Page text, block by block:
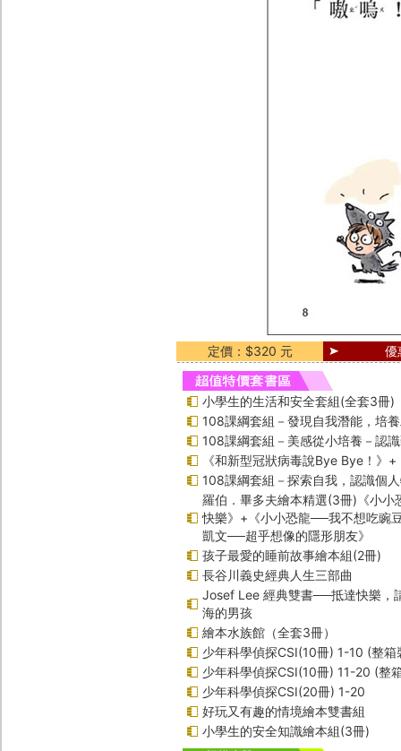
定價：$320 元 優
小學生的生活和安全套組(全套3冊)
108課綱套組－發現自我潛能，培
108課綱套組－美感從小培養－認
《和新型冠狀病毒說Bye Bye！》
108課綱套組－探索自我，認識個
羅伯．畢多夫繪本精選(3冊)《小
快樂》+《小小恐龍──我不想吃豌
凱文──超乎想像的隱形朋友》
孩子最愛的睡前故事繪本組(2冊)
長谷川義史經典人生三部曲
Josef Lee 經典雙書──抵達快樂，
海的男孩
繪本水族館（全套3冊）
少年科學偵探CSI(10冊) 1-10 (整箱
少年科學偵探CSI(10冊) 11-20 (整
少年科學偵探CSI(20冊) 1-20
好玩又有趣的情境繪本雙書組
小學生的安全知識繪本組(3冊)